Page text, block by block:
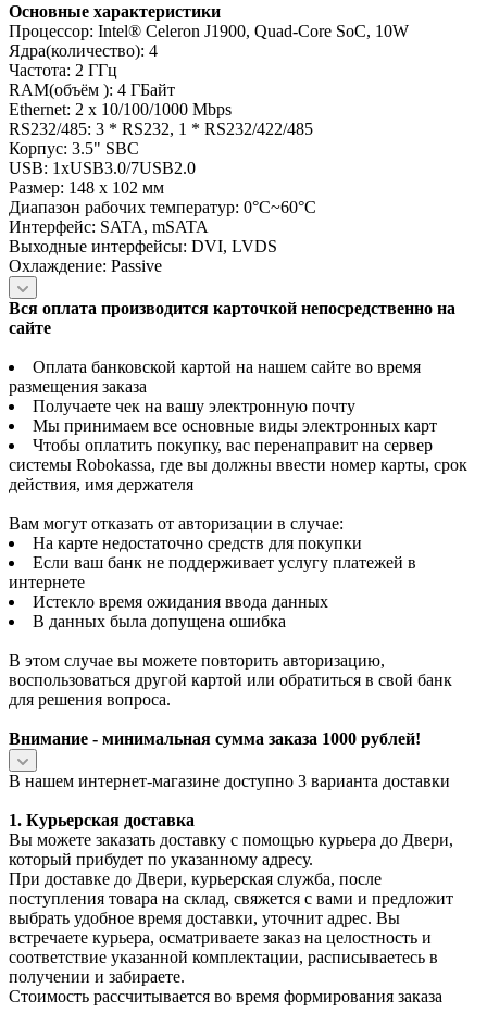
Основные характеристики
Процессор: Intel® Celeron J1900, Quad-Core SoC, 10W
Ядра(количество): 4
Частота: 2 ГГц
RAM(объём ): 4 ГБайт
Ethernet: 2 x 10/100/1000 Mbps
RS232/485: 3 * RS232, 1 * RS232/422/485
Корпус: 3.5" SBC
USB: 1xUSB3.0/7USB2.0
Размер: 148 х 102 мм
Диапазон рабочих температур: 0°C~60°C
Интерфейс: SATA, mSATA
Выходные интерфейсы: DVI, LVDS
Охлаждение: Passive
Вся оплата производится карточкой непосредственно на
сайте
Оплата банковской картой на нашем сайте во время
размещения заказа
Получаете чек на вашу электронную почту
Мы принимаем все основные виды электронных карт
Чтобы оплатить покупку, вас перенаправит на сервер
системы Robokassa, где вы должны ввести номер карты, срок
действия, имя держателя
Вам могут отказать от авторизации в случае:
На карте недостаточно средств для покупки
Если ваш банк не поддерживает услугу платежей в
интернете
Истекло время ожидания ввода данных
В данных была допущена ошибка
В этом случае вы можете повторить авторизацию,
воспользоваться другой картой или обратиться в свой банк
для решения вопроса.
Внимание - минимальная сумма заказа 1000 рублей!
В нашем интернет-магазине доступно 3 варианта доставки
1. Курьерская доставка
Вы можете заказать доставку с помощью курьера до Двери,
который прибудет по указанному адресу.
При доставке до Двери, курьерская служба, после
поступления товара на склад, свяжется с вами и предложит
выбрать удобное время доставки, уточнит адрес. Вы
встречаете курьера, осматриваете заказ на целостность и
соответствие указанной комплектации, расписываетесь в
получении и забираете.
Стоимость рассчитывается во время формирования заказа